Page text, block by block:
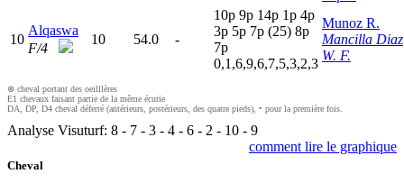
10
Alqaswa
F/4
10 54.0 -
10p 9p 14p 1p 4p
3p 5p 7p (25) 8p
7p
0,1,6,9,6,7,5,3,2,3
Munoz R.
Mancilla Diaz
W. F.
⊗ cheval portant des oeilllères
E1 chevaux faisant partie de la même écurie
DA, DP, D4 cheval déferré (antérieurs, postérieurs, des quatre pieds), • pour la première fois.
Analyse Visuturf: 8 - 7 - 3 - 4 - 6 - 2 - 10 - 9
comment lire le graphique
Cheval